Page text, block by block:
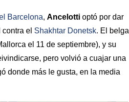
Barcelona, Ancelotti optó por dar
contra el Shakhtar Donetsk. El belga
el 11 de septiembre), y su
pero volvió a cuajar una
donde más le gusta, en la media